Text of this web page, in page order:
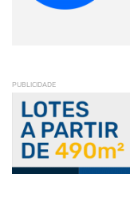
PUBLICIDADE